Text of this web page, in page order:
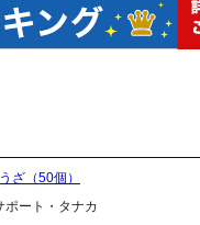
ざ（50個）
ート・タナカ